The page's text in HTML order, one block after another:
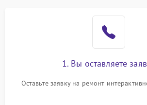
1. Вы оставляете
Оставьте заявку на ремонт